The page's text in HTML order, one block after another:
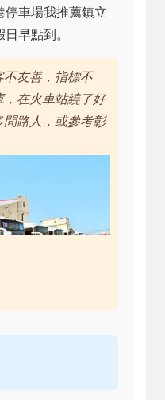
停車場我推薦鎮立
早點到。
不友善，指標不
，在火車站繞了好
問路人，或參考彰